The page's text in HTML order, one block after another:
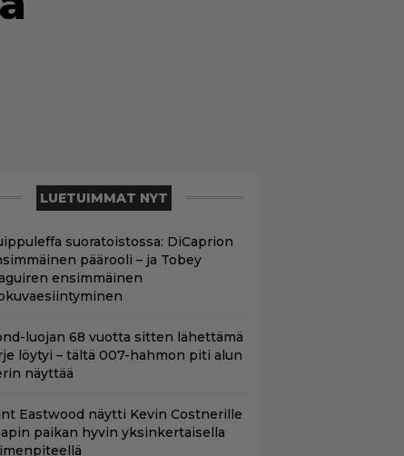
LUETUIMMAT NYT
suoratoistossa: DiCaprion
päärooli – ja Tobey
ensimmäinen
luojan 68 vuotta sitten lähettämä
löytyi – tältä 007-hahmon piti alun
näyttää
Eastwood näytti Kevin Costnerille
paikan hyvin yksinkertaisella